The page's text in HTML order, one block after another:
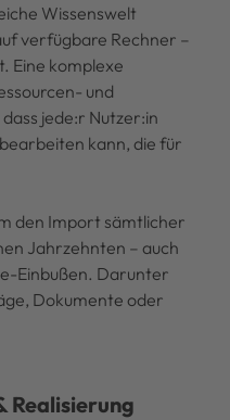
Wissenswelt
verfügbare Rechner –
Eine komplexe
und
jede:r Nutzer:in
kann, die für
den Import sämtlicher
Jahrzehnten – auch
Einbußen. Darunter
Dokumente oder
Realisierung